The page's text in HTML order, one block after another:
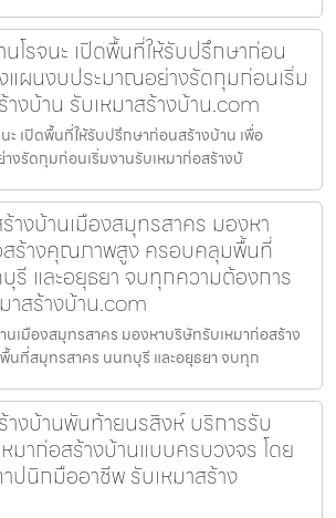
นโรจนะ เปิดพื้นที่ให้รับปรึกษาก่อน
แผนงบประมาณอย่างรัดกุมก่อนเริ่ม
งบ้าน รับเหมาสร้างบ้าน.com
ะ เปิดพื้นที่ให้รับปรึกษาก่อนสร้างบ้าน เพื่อ
งรัดกุมก่อนเริ่มงานรับเหมาก่อสร้างบ้
างบ้านเมืองสมุทรสาคร มองหา
สร้างคุณภาพสูง ครอบคลุมพื้นที่
รี และอยุธยา จบทุกความต้องการ
าสร้างบ้าน.com
นเมืองสมุทรสาคร มองหาบริษัทรับเหมาก่อสร้าง
ที่สมุทรสาคร นนทบุรี และอยุธยา จบทุก
งบ้านพันท้ายนรสิงห์ บริการรับ
มาก่อสร้างบ้านแบบครบวงจร โดย
ปนิกมืออาชีพ รับเหมาสร้าง